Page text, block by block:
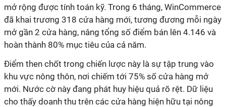
mở rộng được tính toán kỹ. Trong 6 tháng, WinCommerce
đã khai trương 318 cửa hàng mới, tương đương mỗi ngày
mở gần 2 cửa hàng, nâng tổng số điểm bán lên 4.146 và
hoàn thành 80% mục tiêu của cả năm.
Điểm then chốt trong chiến lược này là sự tập trung vào
khu vực nông thôn, nơi chiếm tới 75% số cửa hàng mở
mới. Nước cờ này đang phát huy hiệu quả rõ rệt. Dữ liệu
cho thấy doanh thu trên các cửa hàng hiện hữu tại nông